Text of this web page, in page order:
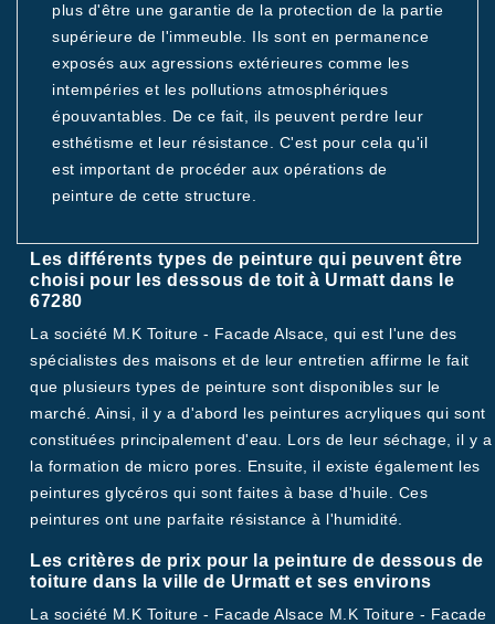
plus d'être une garantie de la protection de la partie
supérieure de l'immeuble. Ils sont en permanence
exposés aux agressions extérieures comme les
intempéries et les pollutions atmosphériques
épouvantables. De ce fait, ils peuvent perdre leur
esthétisme et leur résistance. C'est pour cela qu'il
est important de procéder aux opérations de
peinture de cette structure.
Les différents types de peinture qui peuvent être
choisi pour les dessous de toit à Urmatt dans le
67280
La société M.K Toiture - Facade Alsace, qui est l'une des
spécialistes des maisons et de leur entretien affirme le fait
que plusieurs types de peinture sont disponibles sur le
marché. Ainsi, il y a d'abord les peintures acryliques qui sont
constituées principalement d'eau. Lors de leur séchage, il y a
la formation de micro pores. Ensuite, il existe également les
peintures glycéros qui sont faites à base d'huile. Ces
peintures ont une parfaite résistance à l'humidité.
Les critères de prix pour la peinture de dessous de
toiture dans la ville de Urmatt et ses environs
La société M.K Toiture - Facade Alsace M.K Toiture - Facade